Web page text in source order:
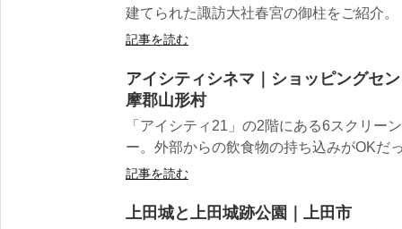
建てられた諏訪大社春宮の御柱をご紹介
記事を読む
アイシティシネマ｜ショッピングセ
摩郡山形村
「アイシティ21」の2階にある6スクリー
ー。外部からの飲食物の持ち込みがOKだ
記事を読む
上田城と上田城跡公園｜上田市